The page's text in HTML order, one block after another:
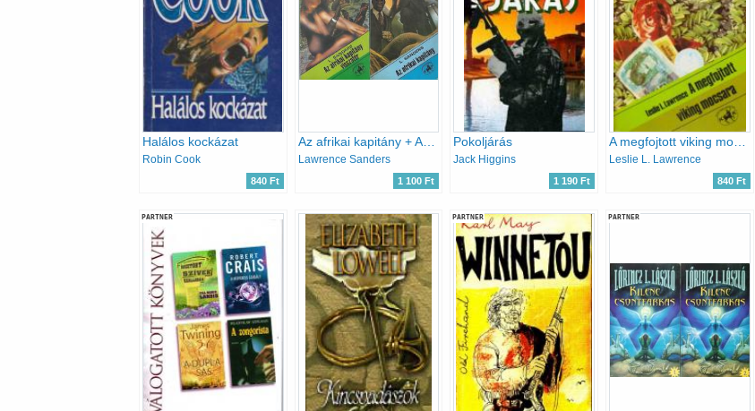
Halálos kockázat
Robin Cook
840 Ft
Az afrikai kapitány + Az afrikai kapitány visszatér
Lawrence Sanders
1 100 Ft
Pokoljárás
Jack Higgins
1 190 Ft
A megfojtott viking mocsara
Leslie L. Lawrence
840 Ft
PARTNER PARTNER PARTNER